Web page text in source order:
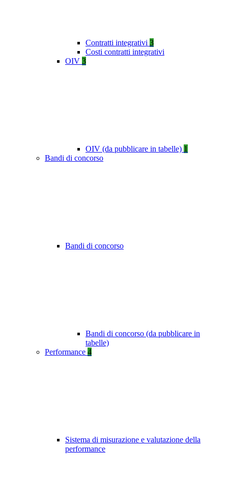
Contratti integrativi 3
Costi contratti integrativi
OIV 3
OIV (da pubblicare in tabelle) 1
Bandi di concorso
Bandi di concorso
Bandi di concorso (da pubblicare in
tabelle)
Performance 4
Sistema di misurazione e valutazione della
performance